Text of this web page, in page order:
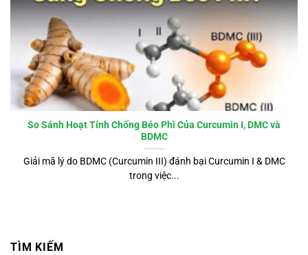
So Sánh Hoạt Tính Chống Béo Phì Của Curcumin I, DMC và
BDMC
Giải mã lý do BDMC (Curcumin III) đánh bại Curcumin I & DMC
trong việc...
TÌM KIẾM